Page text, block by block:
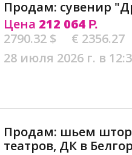
Продам: сувенир
Цена 212 064 Р.
2790.32 $
€ 2356.27
28 июля 2026 г. в
Продам: шьем
театров, ДК в